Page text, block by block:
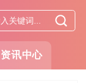
资讯中心